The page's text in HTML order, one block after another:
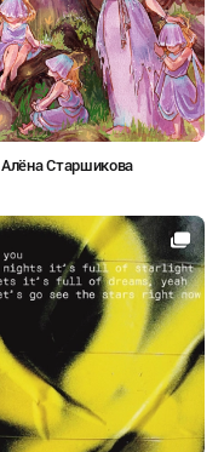
Алёна Старшикова